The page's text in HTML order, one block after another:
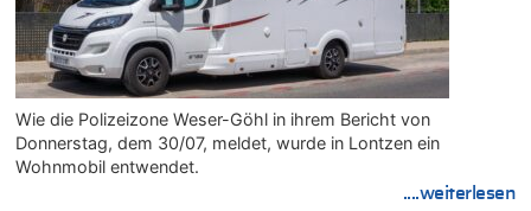
Wie die Polizeizone Weser-Göhl in ihrem Bericht von
Donnerstag, dem 30/07, meldet, wurde in Lontzen ein
Wohnmobil entwendet.
....weiterlesen